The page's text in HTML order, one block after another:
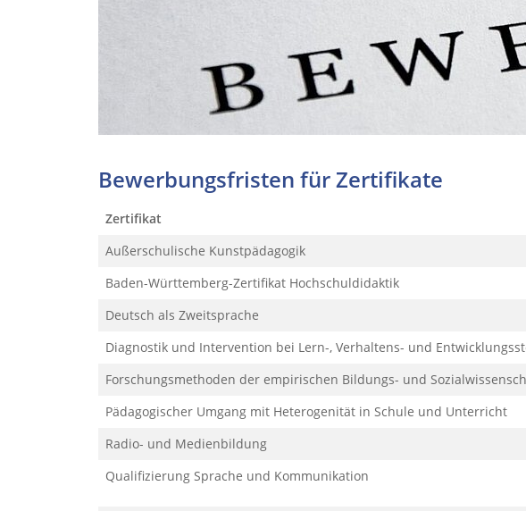
Bewerbungsfristen für Zertifikate
Zertifikat
Außerschulische Kunstpädagogik
Baden-Württemberg-Zertifikat Hochschuldidaktik
Deutsch als Zweitsprache
Diagnostik und Intervention bei Lern-, Verhaltens- und
Forschungsmethoden der empirischen Bildungs- und
Pädagogischer Umgang mit Heterogenität in Schule und Unterricht
Radio- und Medienbildung
Qualifizierung Sprache und Kommunikation